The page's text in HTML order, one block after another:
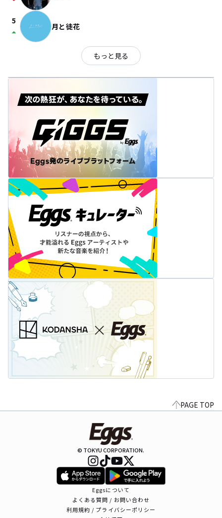
5
arrow_drop_up 月と徒花
もっと見る
PAGE TOP
© TOKYU CORPORATION.
Eggsについて
よくある質問 / お問い合わせ
利用規約 / プライバシーポリシー